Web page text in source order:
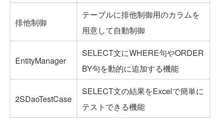
排他制御
テーブルに排他制御用のカラムを
用意して自動制御
EntityManager
SELECT文にWHERE句やORDER
BY句を動的に追加する機能
2SDaoTestCase
SELECT文の結果をExcelで簡単に
テストできる機能